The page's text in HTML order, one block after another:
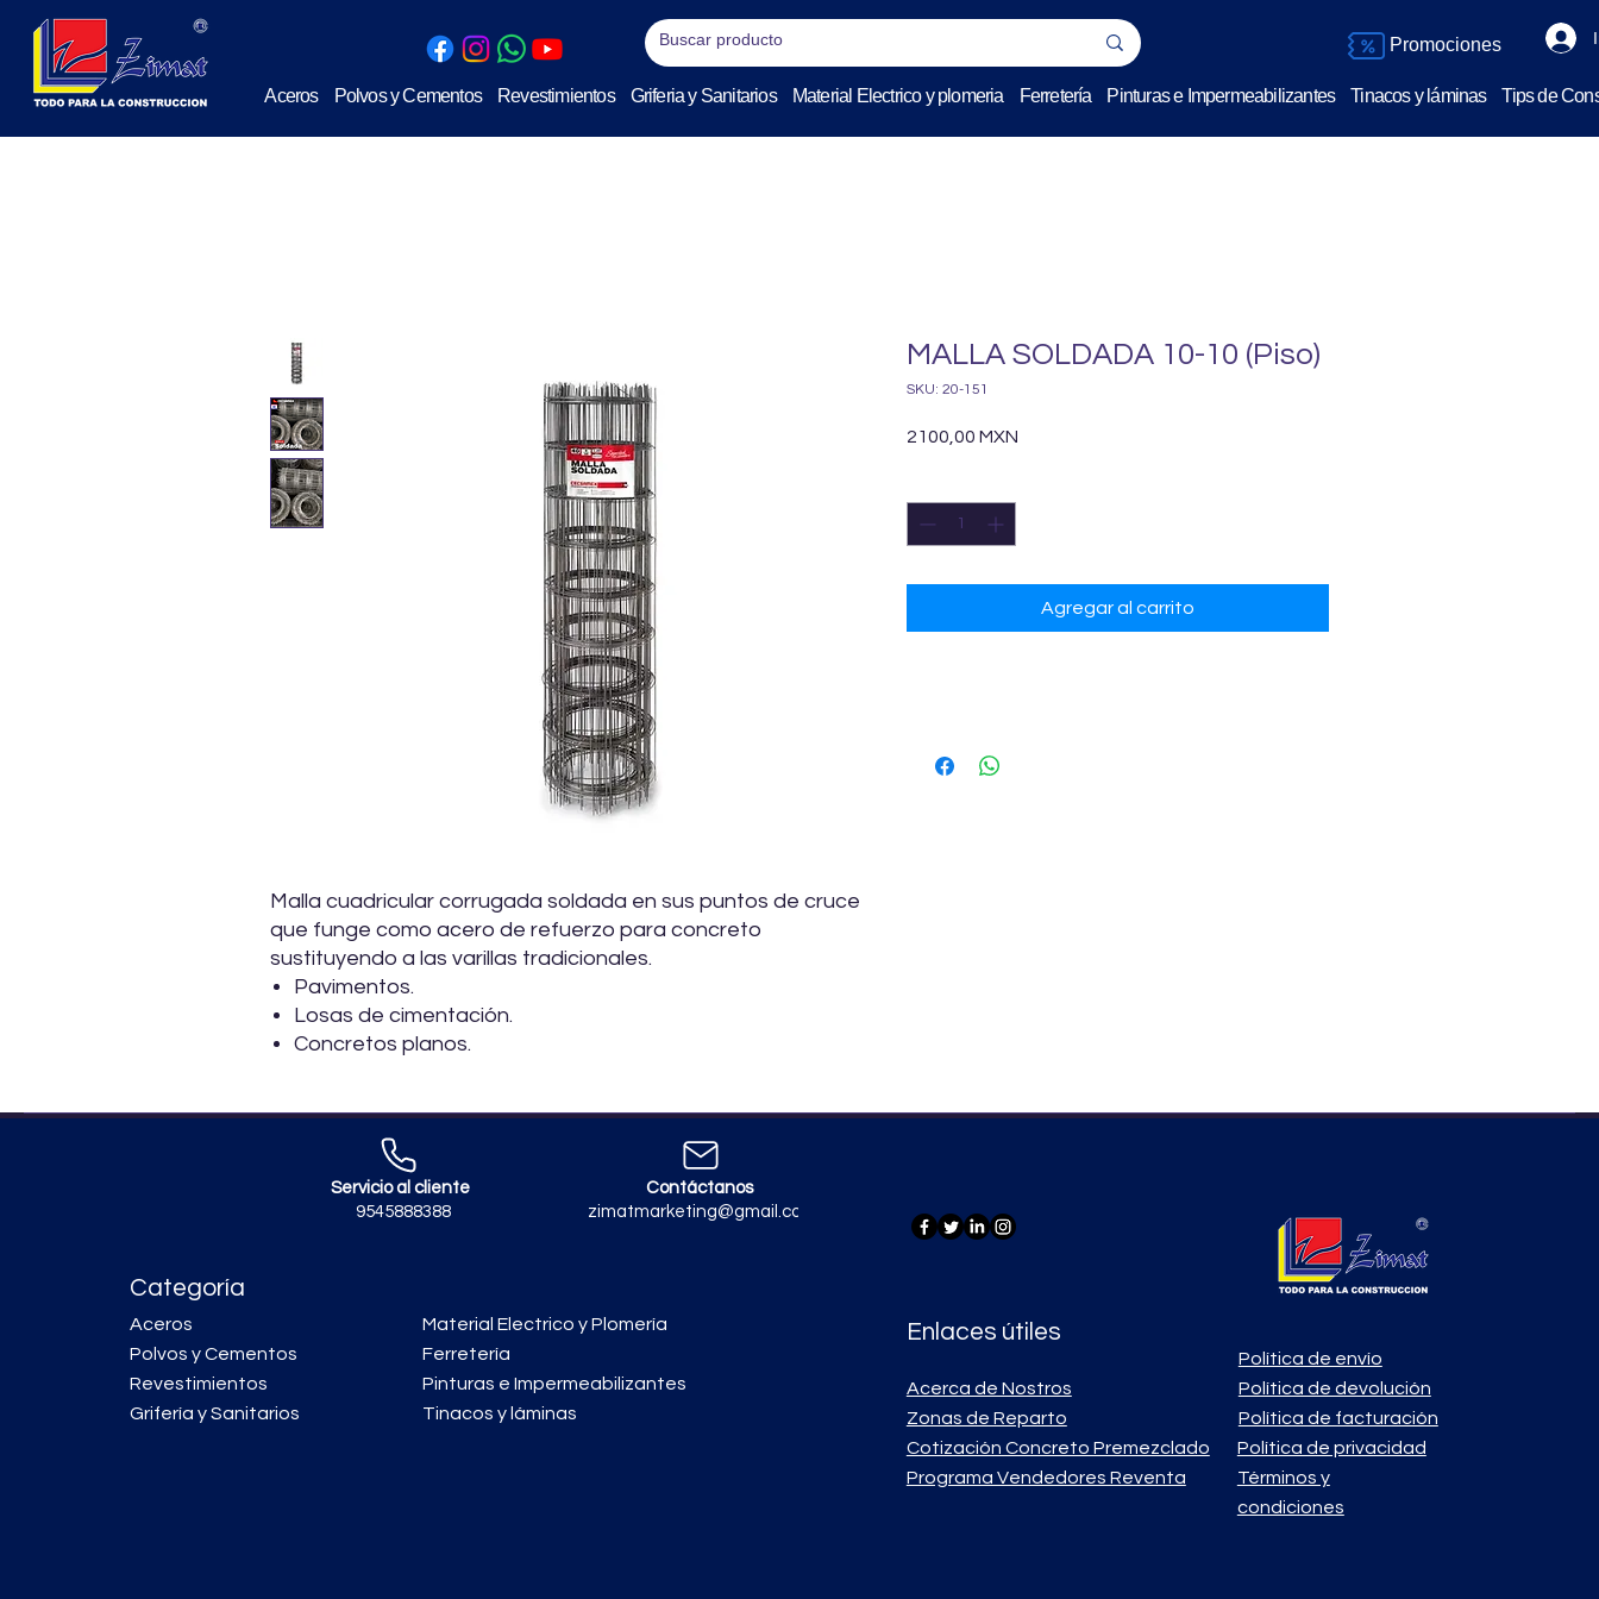
Aceros Polvos y Cementos Revestimientos Griferia y Sanitarios Material Electrico y plomeria Ferretería Pinturas e Impermeabilizantes Tinacos y láminas Tips de
Promociones
Malla cuadricular corrugada soldada en sus puntos de cruce
que funge como acero de refuerzo para concreto
sustituyendo a las varillas tradicionales.
Pavimentos.
Losas de cimentación.
Concretos planos.
MALLA SOLDADA 10-10 (Piso)
SKU: 20-151
2100,00 MXN
Agregar al carrito
Altura : 2.50 mts
Servicio al cliente
9545888388
Contáctanos
zimatmarketing@gmail.com
Categoría
Aceros
Polvos y Cementos
Revestimientos
Grifería y Sanitarios
Material Electrico y Plomería
Ferretería
Pinturas e Impermeabilizantes
Tinacos y láminas
Enlaces útiles
Política de envío
Acerca de Nostros
Zonas de Reparto
Cotización Concreto Premezclado
Programa Vendedores Reventa
Política de devolución
Política de facturación
Política de privacidad
Términos y
condiciones